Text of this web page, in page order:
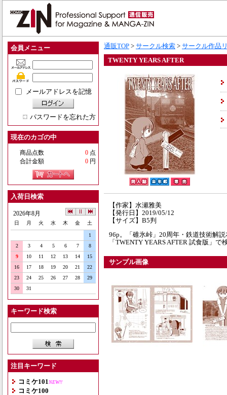
会員メニュー
メールアドレスを記憶
パスワードを忘れた方
現在のカゴの中
商品点数 0 点
合計金額
0 円
入荷日検索
2026年8月
日 月 火 水 木 金 土
1
2
3 4 5 6 7
8
9
10 11 12 13 14
15
16
17 18 19 20 21
22
23
24 25 26 27 28
29
30
31
キーワード検索
注目キーワード
コミケ101 NEW!!
コミケ100
通販TOP > サークル検索 > サークル作品
TWENTY YEARS AFTER
【作家】水瀬雅美
【発行日】2019/05/12
【サイズ】B5判
96p。「碓氷峠」20周年・鉄道技術解
「TWENTY YEARS AFTER 試食版」で
サンプル画像